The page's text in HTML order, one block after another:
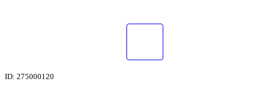
ID: 275000120